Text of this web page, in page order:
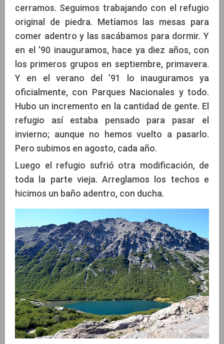
cerramos. Seguimos trabajando con el refugio
original de piedra. Metíamos las mesas para
comer adentro y las sacábamos para dormir. Y
en el ’90 inauguramos, hace ya diez años, con
los primeros grupos en septiembre, primavera.
Y en el verano del ’91 lo inauguramos ya
oficialmente, con Parques Nacionales y todo.
Hubo un incremento en la cantidad de gente. El
refugio así estaba pensado para pasar el
invierno; aunque no hemos vuelto a pasarlo.
Pero subimos en agosto, cada año.
Luego el refugio sufrió otra modificación, de
toda la parte vieja. Arreglamos los techos e
hicimos un baño adentro, con ducha.